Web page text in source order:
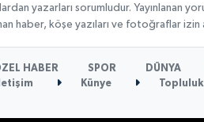
yazarları sorumludur. Yayınlanan
haber, köşe yazıları ve fotoğraflar izin
HABER SPOR DÜNYA
Künye Topluluk